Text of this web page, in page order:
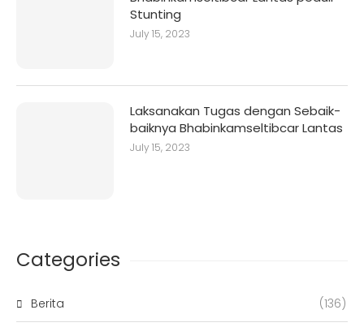
Stunting
July 15, 2023
Laksanakan Tugas dengan Sebaik-
baiknya Bhabinkamseltibcar Lantas
July 15, 2023
Categories
Berita (136)